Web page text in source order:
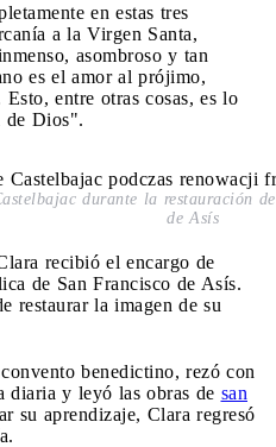
en estas tres
a la Virgen Santa,
asombroso y tan
es el amor al prójimo,
entre otras cosas, es lo
de Dios".
durante la restauración
de Asís
recibió el encargo de
de San Francisco de Asís.
restaurar la imagen de su
benedictino, rezó con
diaria y leyó las obras de san
su aprendizaje, Clara regresó